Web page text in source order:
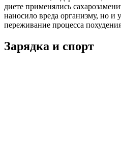
диете применялись
наносило вреда организму, но и
переживание процесса
Зарядка и спорт